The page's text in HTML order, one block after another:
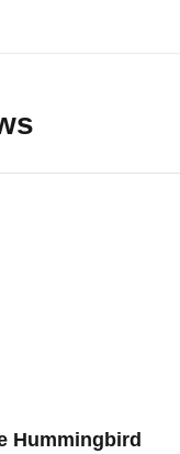
Hummingbird